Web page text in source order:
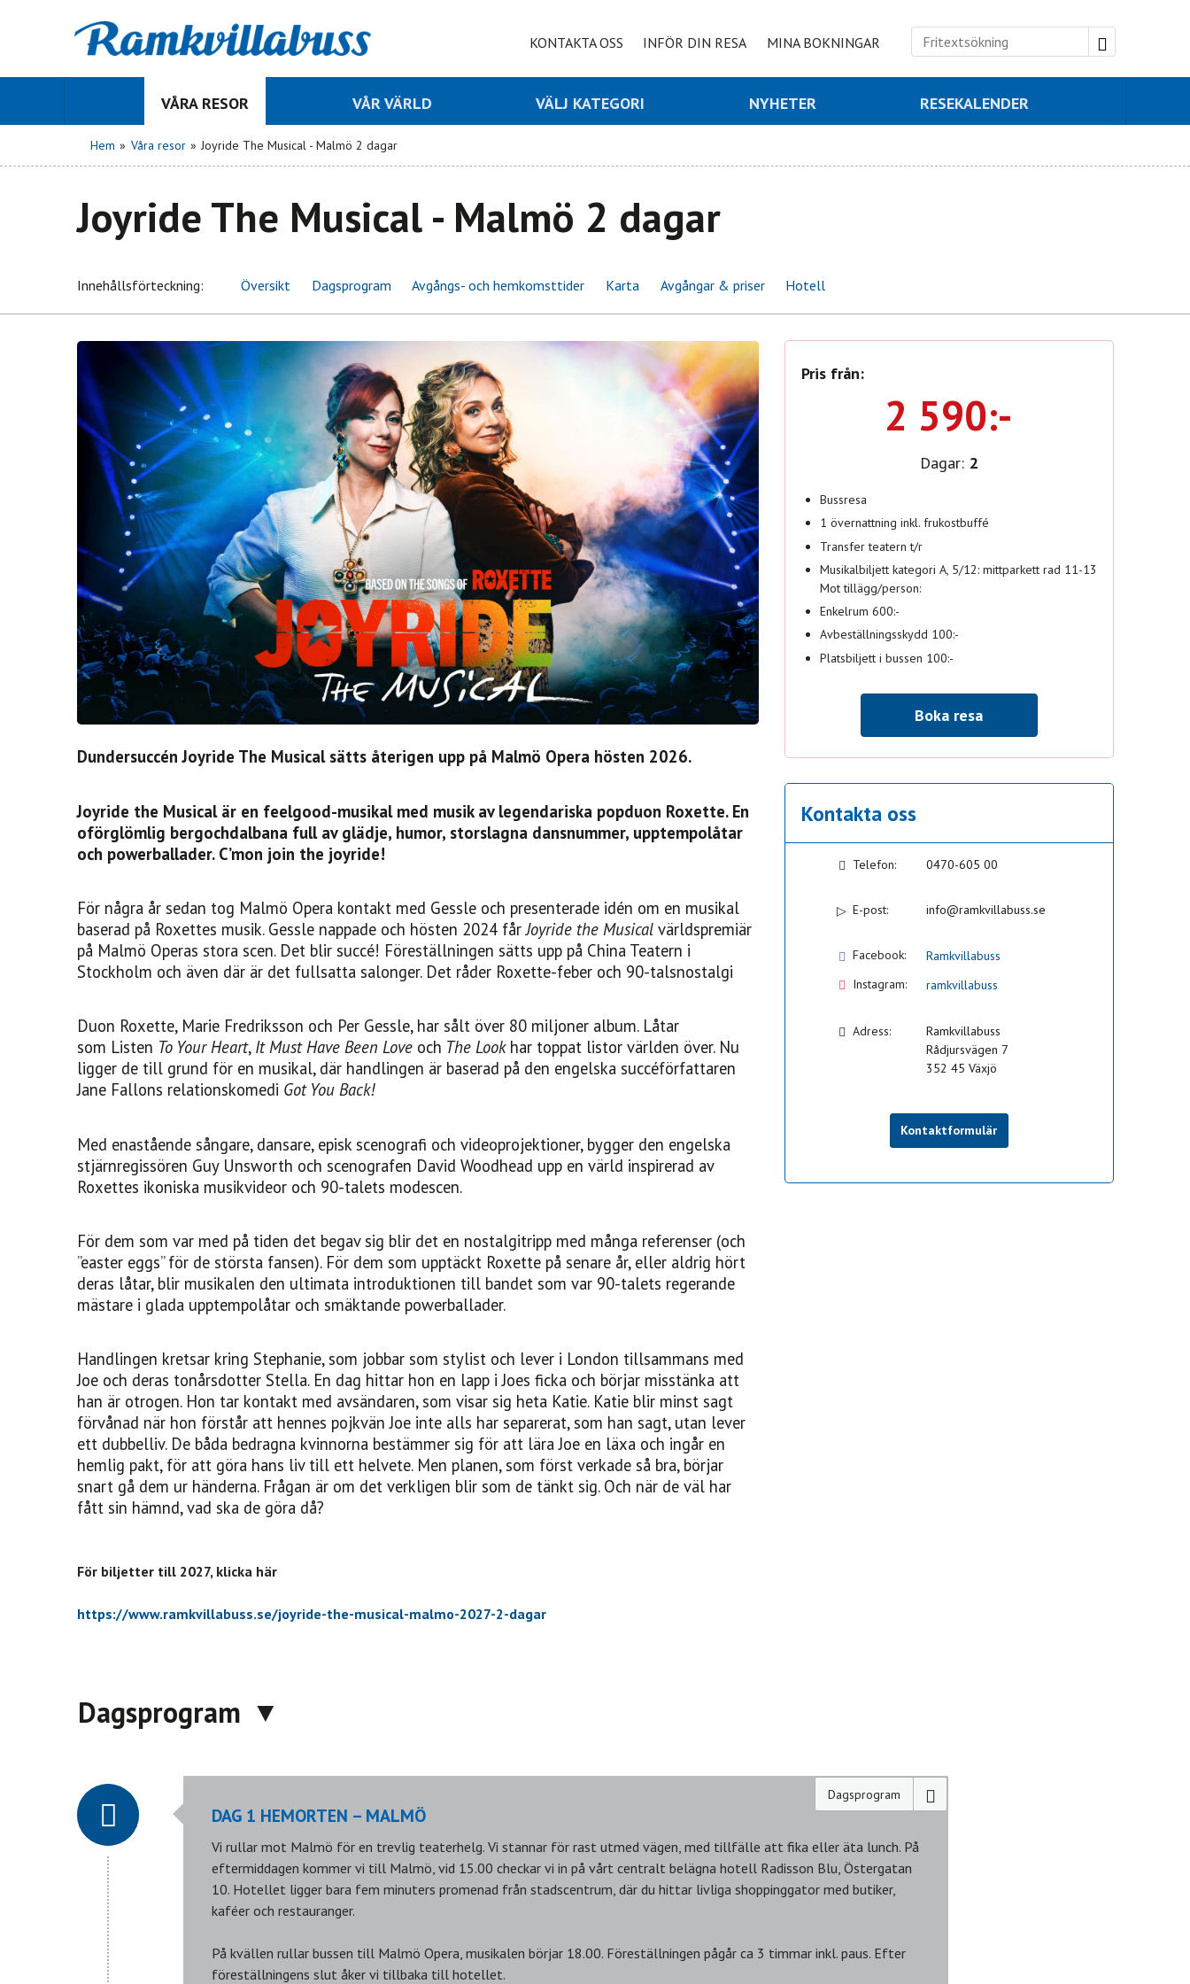
KONTAKTA OSS INFÖR DIN RESA MINA BOKNINGAR
VÅRA RESOR VÅR VÄRLD VÄLJ KATEGORI NYHETER RESEKALENDER
Hem » Våra resor » Joyride The Musical - Malmö 2 dagar
Joyride The Musical - Malmö 2 dagar
Innehållsförteckning Översikt Dagsprogram Avgångs- och hemkomsttider Karta Avgångar & priser Hotell
Dundersuccén Joyride The Musical sätts återigen upp på Malmö Opera hösten 2026.
Joyride the Musical är en feelgood-musikal med musik av legendariska popduon Roxette. En
oförglömlig bergochdalbana full av glädje, humor, storslagna dansnummer, upptempolåtar
och powerballader. C’mon join the joyride!
För några år sedan tog Malmö Opera kontakt med Gessle och presenterade idén om en musikal
baserad på Roxettes musik. Gessle nappade och hösten 2024 fårJoyride the Musical världspremiär
på Malmö Operas stora scen. Det blir succé! Föreställningen sätts upp på China Teatern i
Stockholm och även där är det fullsatta salonger. Det råder Roxette-feber och 90-talsnostalgi
Duon Roxette, Marie Fredriksson och Per Gessle, har sålt över 80 miljoner album. Låtar
som Listen To Your Heart, It Must Have Been Love och The Lookhar toppat listor världen över. Nu
ligger de till grund för en musikal, där handlingen är baserad på den engelska succéförfattaren
Jane Fallons relationskomedi Got You Back!
Med enastående sångare, dansare, episk scenografi och videoprojektioner, bygger den engelska
stjärnregissören Guy Unsworth och scenografen David Woodhead upp en värld inspirerad av
Roxettes ikoniska musikvideor och 90-talets modescen.
För dem som var med på tiden det begav sig blir det en nostalgitripp med många referenser (och
”easter eggs” för de största fansen). För dem som upptäckt Roxette på senare år, eller aldrig hört
deras låtar, blir musikalen den ultimata introduktionen till bandet som var 90-talets regerande
mästare i glada upptempolåtar och smäktande powerballader.
Handlingen kretsar kring Stephanie, som jobbar som stylist och lever i London tillsammans med
Joe och deras tonårsdotter Stella. En dag hittar hon en lapp i Joes ficka och börjar misstänka att
han är otrogen. Hon tar kontakt med avsändaren, som visar sig heta Katie. Katie blir minst sagt
förvånad när hon förstår att hennes pojkvän Joe inte alls har separerat, som han sagt, utan lever
ett dubbelliv. De båda bedragna kvinnorna bestämmer sig för att lära Joe en läxa och ingår en
hemlig pakt, för att göra hans liv till ett helvete. Men planen, som först verkade så bra, börjar
snart gå dem ur händerna. Frågan är om det verkligen blir som de tänkt sig. Och när de väl har
fått sin hämnd, vad ska de göra då?
För biljetter till 2027, klicka här
https://www.ramkvillabuss.se/joyride-the-musical-malmo-2027-2-dagar
Pris från:
2 590:-
Dagar: 2
Bussresa
1 övernattning inkl. frukostbuffé
Transfer teatern t/r
Musikalbiljett kategori A, 5/12: mittparkett rad 11-13
Mot tillägg/person:
Enkelrum 600:-
Avbeställningsskydd 100:-
Platsbiljett i bussen 100:-
Boka resa
Kontakta oss
Telefon: 0470-605 00
E-post: info@ramkvillabuss.se
Facebook:
Ramkvillabuss
Instagram:
ramkvillabuss
Adress:
Ramkvillabuss
Rådjursvägen 7
352 45 Växjö
Kontaktformulär
Dagsprogram
Dagsprogram
DAG 1 HEMORTEN – MALMÖ
Vi rullar mot Malmö för en trevlig teaterhelg. Vi stannar för rast utmed vägen, med tillfälle att fika eller äta lunch. På
eftermiddagen kommer vi till Malmö, vid 15.00 checkar vi in på vårt centralt belägna hotell Radisson Blu, Östergatan
10. Hotellet ligger bara fem minuters promenad från stadscentrum, där du hittar livliga shoppinggator med butiker,
kaféer och restauranger.
På kvällen rullar bussen till Malmö Opera, musikalen börjar 18.00. Föreställningen pågår ca 3 timmar inkl. paus. Efter
föreställningens slut åker vi tillbaka till hotellet.